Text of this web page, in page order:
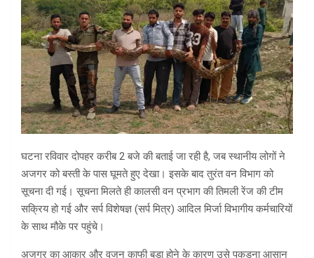
घटना रविवार दोपहर करीब 2 बजे की बताई जा रही है, जब स्थानीय लोगों ने
अजगर को बस्ती के पास घूमते हुए देखा। इसके बाद तुरंत वन विभाग को
सूचना दी गई। सूचना मिलते हीकालसी वन प्रभागकी तिमली रेंज की टीम
सक्रिय हो गई और सर्प विशेषज्ञ (सर्प मित्र) आदिल मिर्जा विभागीय कर्मचारियों
के साथ मौके पर पहुंचे।
अजगर का आकार और वजन काफी बड़ा होने के कारण उसे पकड़ना आसान